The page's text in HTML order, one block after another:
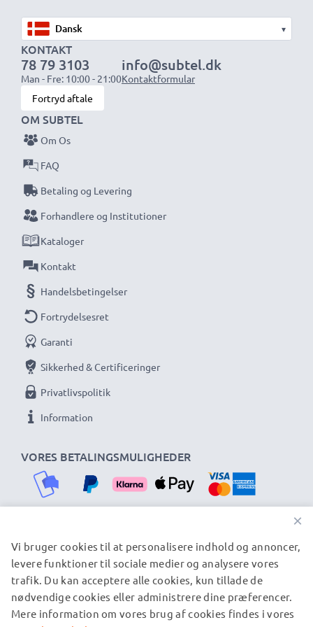
Farve : sort
★ 3 års garanti ★
Vi har siden 2004 ageret som international
specialforhandler og vi ved, hvad det kommer an på
ved højkvalitetsprodukter. Derfor giver sikrer vi dig en
garanti på 36 måneder!
▾
KONTAKT
78 79 3103
Man - Fre: 10:00 - 21:00
info@subtel.dk
Kontaktformular
Fortryd aftale
VORES BETALINGSMULIGHEDER
OM SUBTEL
Om Os
FAQ
Betaling og Levering
Forhandlere og Institutioner
Kataloger
Kontakt
Handelsbetingelser
Fortrydelsesret
Garanti
Sikkerhed & Certificeringer
Privatlivspolitik
Information
VORES FORSENDELSESPARTNERE
© subtel.dk 2026
Alle priser er inklusive moms og eksklusive
×
Vi bruger cookies til at personalisere indhold og annoncer,
levere funktioner til sociale medier og analysere vores
trafik. Du kan acceptere alle cookies, kun tillade de
nødvendige cookies eller administrere dine præferencer.
Mere information om vores brug af cookies findes i vores